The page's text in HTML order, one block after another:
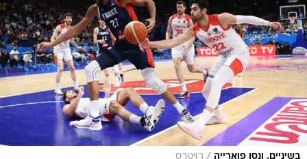
בשיניים. ונסן פוארייה רויטרס